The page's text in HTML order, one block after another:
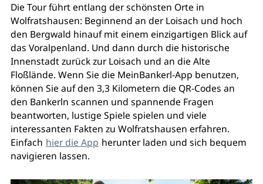
Die Tour führt entlang der schönsten Orte in
Wolfratshausen: Beginnend an der Loisach und hoch
den Bergwald hinauf mit einem einzigartigen Blick auf
das Voralpenland. Und dann durch die historische
Innenstadt zurück zur Loisach und an die Alte
Floßlände. Wenn Sie die MeinBankerl-App benutzen,
können Sie auf den 3,3 Kilometern die QR-Codes an
den Bankerln scannen und spannende Fragen
beantworten, lustige Spiele spielen und viele
interessanten Fakten zu Wolfratshausen erfahren.
Einfach hier die App herunter laden und sich bequem
navigieren lassen.